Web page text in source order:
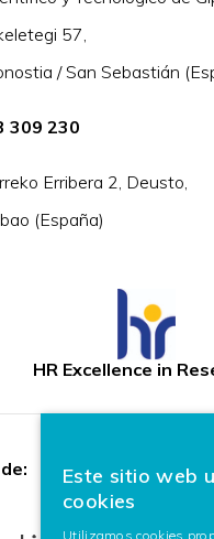
57,
/ San Sebastián
309 230
Erribera 2, Deusto,
(España)
HR Excellence in
Este sitio web
cookies
Utilizamos cookies